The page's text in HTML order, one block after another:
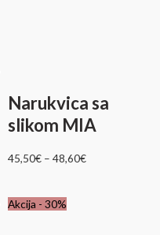
Narukvica sa
slikom MIA
45,50€ – 48,60€
Akcija - 30%